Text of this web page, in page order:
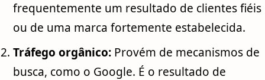
frequentemente um resultado de clientes fiéis
ou de uma marca fortemente estabelecida.
Tráfego orgânico:Provém de mecanismos de
busca, como o Google. É o resultado de